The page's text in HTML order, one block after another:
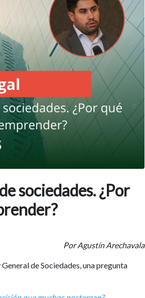
sociedades. ¿Por
Por Agustín Arechavala
de Sociedades, una pregunta